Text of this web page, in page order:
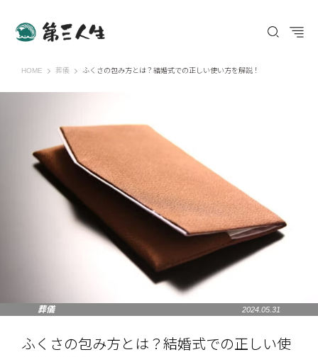
HOME 第三人生 〜寄り道の歩き方〜
葬儀 ふくさの包み方とは？結婚式での正しい使い方を解説！
葬儀 2024.05.31
ふくさの包み方とは？結婚式での正しい使